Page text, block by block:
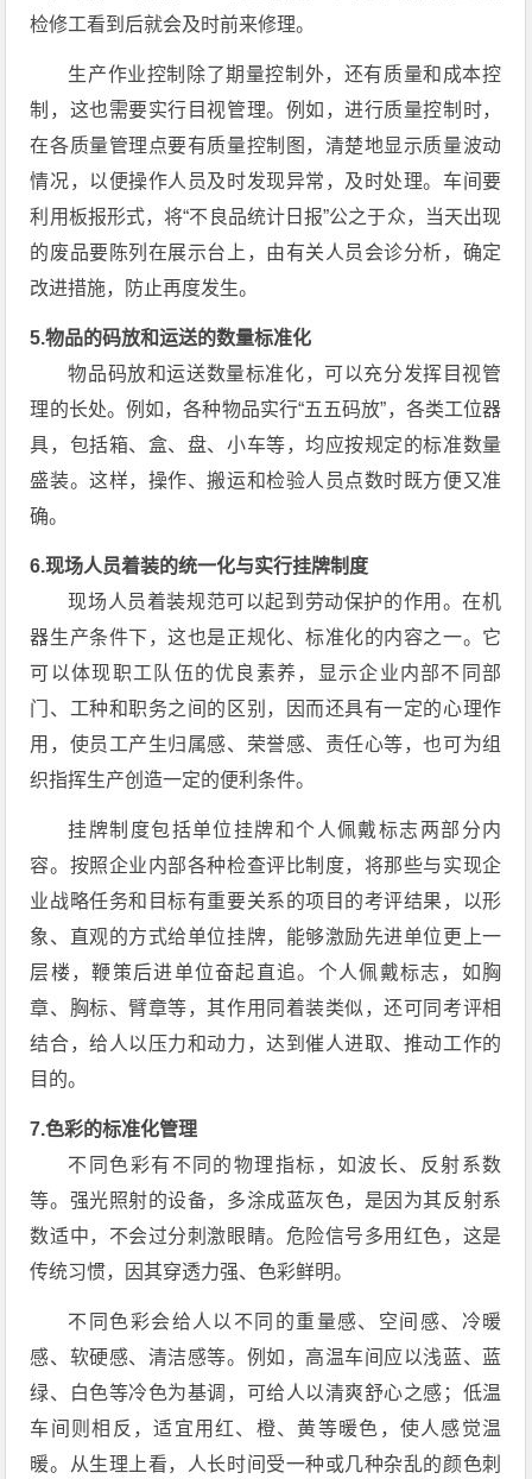
检修工看到后就会及时前来修理。
生产作业控制除了期量控制外，还有质量和成本控
制，这也需要实行目视管理。例如，进行质量控制时，
在各质量管理点要有质量控制图，清楚地显示质量波动
情况，以便操作人员及时发现异常，及时处理。车间要
利用板报形式，将“不良品统计日报”公之于众，当天出现
的废品要陈列在展示台上，由有关人员会诊分析，确定
改进措施，防止再度发生。
5.物品的码放和运送的数量标准化
物品码放和运送数量标准化，可以充分发挥目视管
理的长处。例如，各种物品实行“五五码放”，各类工位器
具，包括箱、盒、盘、小车等，均应按规定的标准数量
盛装。这样，操作、搬运和检验人员点数时既方便又准
确。
6.现场人员着装的统一化与实行挂牌制度
现场人员着装规范可以起到劳动保护的作用。在机
器生产条件下，这也是正规化、标准化的内容之一。它
可以体现职工队伍的优良素养，显示企业内部不同部
门、工种和职务之间的区别，因而还具有一定的心理作
用，使员工产生归属感、荣誉感、责任心等，也可为组
织指挥生产创造一定的便利条件。
挂牌制度包括单位挂牌和个人佩戴标志两部分内
容。按照企业内部各种检查评比制度，将那些与实现企
业战略任务和目标有重要关系的项目的考评结果，以形
象、直观的方式给单位挂牌，能够激励先进单位更上一
层楼，鞭策后进单位奋起直追。个人佩戴标志，如胸
章、胸标、臂章等，其作用同着装类似，还可同考评相
结合，给人以压力和动力，达到催人进取、推动工作的
目的。
7.色彩的标准化管理
不同色彩有不同的物理指标，如波长、反射系数
等。强光照射的设备，多涂成蓝灰色，是因为其反射系
数适中，不会过分刺激眼睛。危险信号多用红色，这是
传统习惯，因其穿透力强、色彩鲜明。
不同色彩会给人以不同的重量感、空间感、冷暖
感、软硬感、清洁感等。例如，高温车间应以浅蓝、蓝
绿、白色等冷色为基调，可给人以清爽舒心之感；低温
车间则相反，适宜用红、橙、黄等暖色，使人感觉温
暖。从生理上看，人长时间受一种或几种杂乱的颜色刺